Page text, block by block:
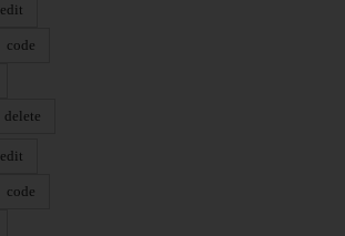
edit
code
delete
edit
code